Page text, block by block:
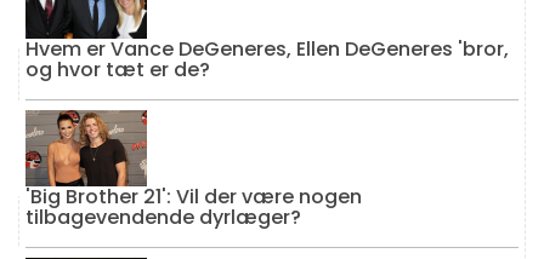
Hvem er Vance DeGeneres, Ellen DeGeneres 'bror,
og hvor tæt er de?
'Big Brother 21': Vil der være nogen
tilbagevendende dyrlæger?